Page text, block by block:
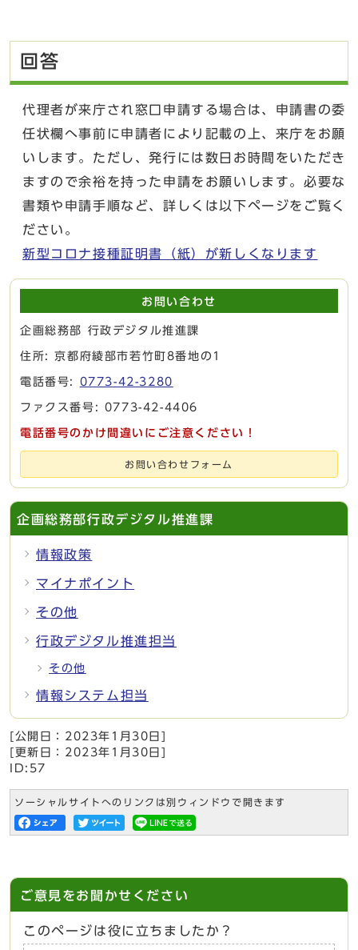
回答
代理者が来庁され窓口申請する場合は、申請書の委
任状欄へ事前に申請者により記載の上、来庁をお願
いします。ただし、発行には数日お時間をいただき
ますので余裕を持った申請をお願いします。必要な
書類や申請手順など、詳しくは以下ページをご覧く
ださい。
新型コロナ接種証明書（紙）が新しくなります
お問い合わせ
企画総務部 行政デジタル推進課
住所: 京都府綾部市若竹町8番地の1
電話番号: 0773-42-3280
ファクス番号: 0773-42-4406
電話番号のかけ間違いにご注意ください！
お問い合わせフォーム
企画総務部行政デジタル推進課
情報政策
マイナポイント
その他
行政デジタル推進担当
その他
情報システム担当
[公開日： 2023年1月30日
[更新日： 2023年1月30日
ID:57
ソーシャルサイトへのリンクは別ウィンドウで開きます
ご意見をお聞かせください
このページは役に立ちましたか？